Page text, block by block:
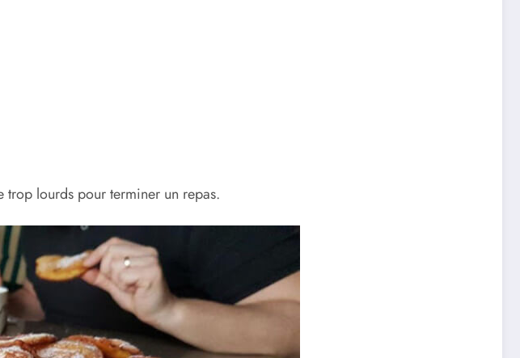
trop lourds pour terminer un repas.